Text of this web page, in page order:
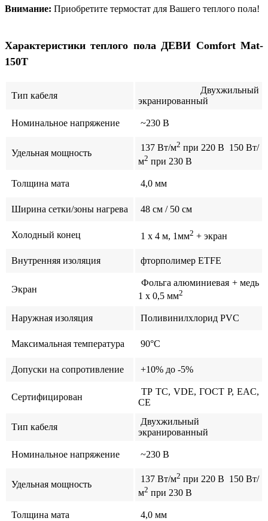
Внимание: Приобретите термостат для Вашего теплого пола!
Характеристики теплого пола ДЕВИ Comfort Mat-
150T
Тип кабеля
Двухжильный
экранированный
Номинальное напряжение ~230 В
Удельная мощность
137 Вт/м2 при 220 В 150 Вт/
м2 при 230 В
Толщина мата 4,0 мм
Ширина сетки/зоны нагрева 48 см / 50 см
Холодный конец 1 x 4 м, 1мм2 + экран
Внутренняя изоляция фторполимер ETFE
Экран
Фольга алюминиевая + медь
1 x 0,5 мм2
Наружная изоляция Поливинилхлорид PVC
Максимальная температура 90°C
Допуски на сопротивление +10% до -5%
Сертифицирован
ТР ТС, VDE, ГОСТ Р, EAC,
CE
Тип кабеля
Двухжильный
экранированный
Номинальное напряжение ~230 В
Удельная мощность
137 Вт/м2 при 220 В 150 Вт/
м2 при 230 В
Толщина мата 4,0 мм